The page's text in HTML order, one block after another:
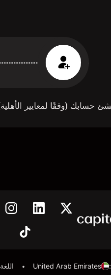
:
United Arab Emirates
• اللغة